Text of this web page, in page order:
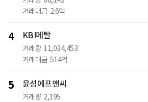
거래대금 2.6억
4 KBI메탈
거래량 11,034,453
거래대금 514억
5 윤성에프앤씨
거래량 2,195